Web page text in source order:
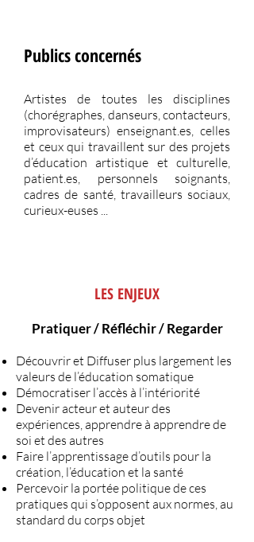
Publics concernés
Artistes de toutes les disciplines
(chorégraphes, danseurs, contacteurs,
improvisateurs) enseignant.es, celles
et ceux qui travaillent sur des projets
d’éducation artistique et culturelle,
patient.es, personnels soignants,
cadres de santé, travailleurs sociaux,
curieux-euses ...
LES ENJEUX
Pratiquer / Réfléchir / Regarder
Découvrir et Diffuser plus largement les
valeurs de l’éducation somatique
Démocratiser l’accès à l’intériorité
Devenir acteur et auteur des
expériences, apprendre à apprendre de
soi et des autres
Faire l’apprentissage d’outils pour la
création, l’éducation et la santé
Percevoir la portée politique de ces
pratiques qui s’opposent aux normes, au
standard du corps objet